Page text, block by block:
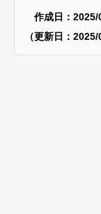
作成日：2025/
（更新日：2025/